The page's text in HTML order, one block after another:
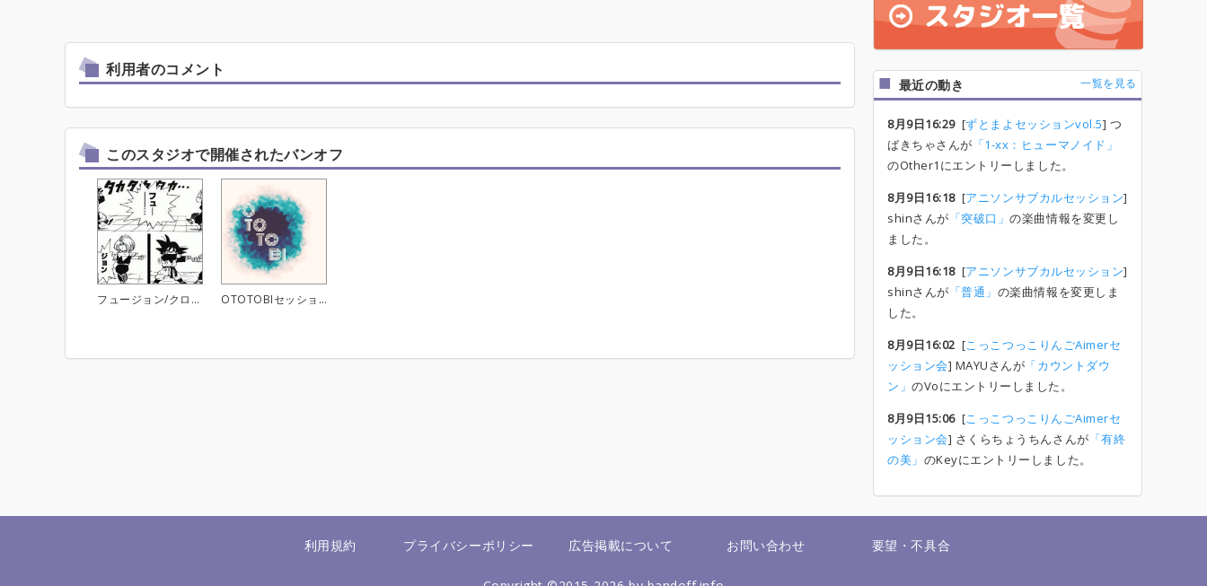
利用者のコメント
このスタジオで開催されたバンオフ
フュージョン/クロスオーバー バンオフ OTOTOBIセッション 2020/3/14
最近の動き 一覧を見る
8月9日16:29[ずとまよセッションvol.5] つ
ばきちゃさんが 「1-xx：ヒューマノイド」
のOther1にエントリーしました。
8月9日16:18[アニソンサブカルセッション]
shinさんが 「突破口」の楽曲情報を変更し
ました。
8月9日16:18[アニソンサブカルセッション]
shinさんが 「普通」 の楽曲情報を変更しま
した。
8月9日16:02 [こっこつっこりんごAimerセ
ッション会] MAYUさんが 「カウントダウ
ン」のVoにエントリーしました。
8月9日15:06[こっこつっこりんごAimerセ
ッション会] さくらちょうちんさんが 「有終
の美」 のKeyにエントリーしました。
利用規約 プライバシーポリシー 広告掲載について お問い合わせ 要望・不具合